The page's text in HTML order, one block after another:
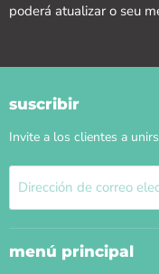
poderá atualizar o seu
suscribir
Invite a los clientes a
Dirección de correo
menú principal